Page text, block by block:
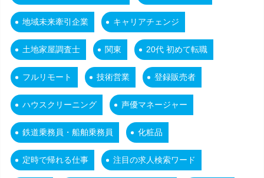
地域未来牽引企業 キャリアチェンジ
土地家屋調査士 関東 20代 初めて転職
フルリモート 技術営業 登録販売者
ハウスクリーニング 声優マネージャー
鉄道乗務員・船舶乗務員 化粧品
定時で帰れる仕事 注目の求人検索ワード